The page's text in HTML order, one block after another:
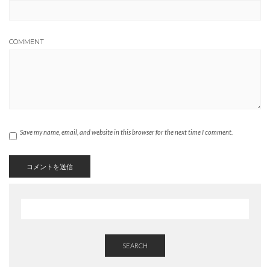
COMMENT
Save my name, email, and website in this browser for the next time I comment.
SEARCH